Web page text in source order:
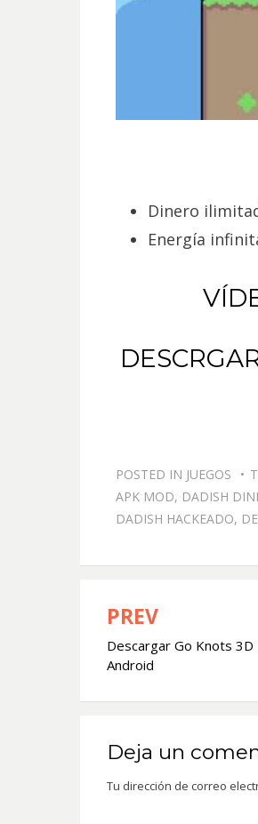
Dinero
Energía
POSTED IN JUEGOS
APK MOD, DADISH
DADISH HACKEADO,
Navegación
de
PREV
Descargar Go Knots 3D
Android
Deja un
Tu dirección de correo